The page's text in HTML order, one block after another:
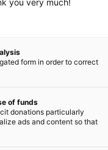
Ende
form in order to correct
of funds
donations particularly
ads and content so that